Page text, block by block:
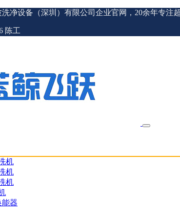
净设备（深圳）有限公司企业官网，20余年专注
陈工
机
机
机
能器